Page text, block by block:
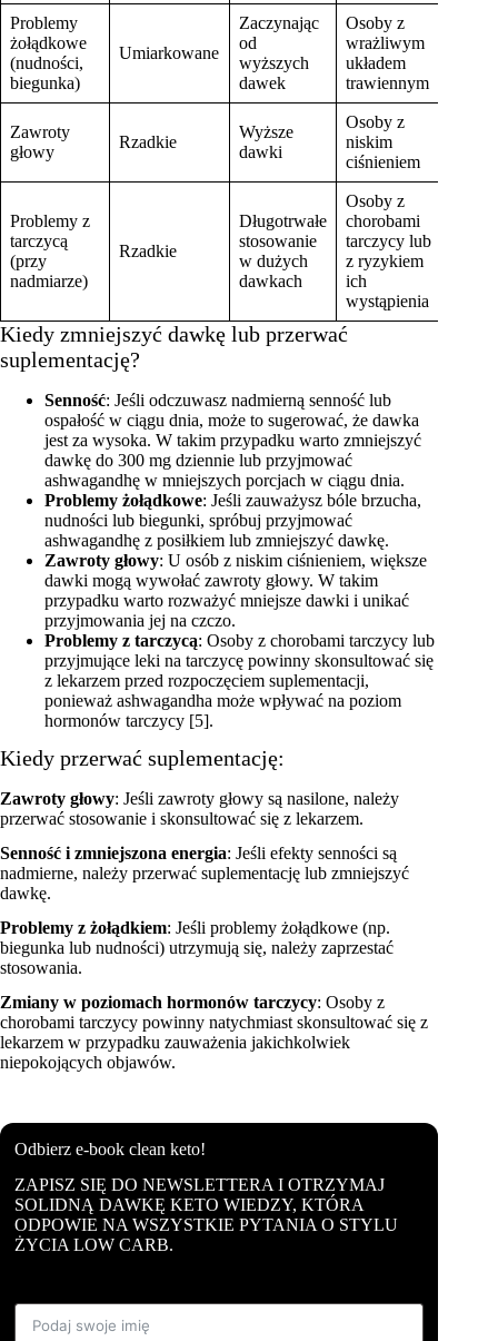
Problemy
żołądkowe
(nudności,
biegunka)
Umiarkowane
Zaczynając
od
wyższych
dawek
Osoby z
wrażliwym
układem
trawiennym
Zawroty
głowy
Rzadkie
Wyższe
dawki
Osoby z
niskim
ciśnieniem
Problemy z
tarczycą
(przy
nadmiarze)
Rzadkie
Długotrwałe
stosowanie
w dużych
dawkach
Osoby z
chorobami
tarczycy lub
z ryzykiem
ich
wystąpienia
Kiedy zmniejszyć dawkę lub przerwać
suplementację?
Senność: Jeśli odczuwasz nadmierną senność lub
ospałość w ciągu dnia, może to sugerować, że dawka
jest za wysoka. W takim przypadku warto zmniejszyć
dawkę do 300 mg dziennie lub przyjmować
ashwagandhę w mniejszych porcjach w ciągu dnia.
Problemy żołądkowe: Jeśli zauważysz bóle brzucha,
nudności lub biegunki, spróbuj przyjmować
ashwagandhę z posiłkiem lub zmniejszyć dawkę.
Zawroty głowy: U osób z niskim ciśnieniem, większe
dawki mogą wywołać zawroty głowy. W takim
przypadku warto rozważyć mniejsze dawki i unikać
przyjmowania jej na czczo.
Problemy z tarczycą: Osoby z chorobami tarczycy lub
przyjmujące leki na tarczycę powinny skonsultować się
z lekarzem przed rozpoczęciem suplementacji,
ponieważ ashwagandha może wpływać na poziom
hormonów tarczycy [5].
Kiedy przerwać suplementację:
Zawroty głowy: Jeśli zawroty głowy są nasilone, należy
przerwać stosowanie i skonsultować się z lekarzem.
Senność i zmniejszona energia: Jeśli efekty senności są
nadmierne, należy przerwać suplementację lub zmniejszyć
dawkę.
Problemy z żołądkiem: Jeśli problemy żołądkowe (np.
biegunka lub nudności) utrzymują się, należy zaprzestać
stosowania.
Zmiany w poziomach hormonów tarczycy: Osoby z
chorobami tarczycy powinny natychmiast skonsultować się z
lekarzem w przypadku zauważenia jakichkolwiek
niepokojących objawów.
Odbierz e-book clean keto!
ZAPISZ SIĘ DO NEWSLETTERA I OTRZYMAJ
SOLIDNĄ DAWKĘ KETO WIEDZY, KTÓRA
ODPOWIE NA WSZYSTKIE PYTANIA O STYLU
ŻYCIA LOW CARB.